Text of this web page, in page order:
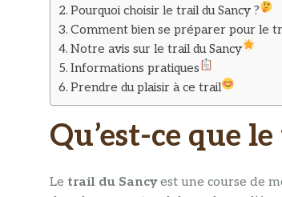
Pourquoi choisir le trail du Sancy ?
Comment bien se préparer pour le
Notre avis sur le trail du Sancy
Informations pratiques
Prendre du plaisir à ce trail
Qu’est-ce que
Le trail du Sancyest une course de